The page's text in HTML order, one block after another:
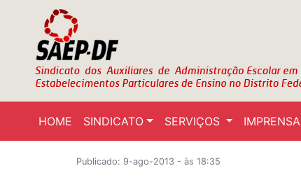
HOME SINDICATO SERVIÇOS IMPRENSA
Publicado: 9-ago-2013 - às 18:35